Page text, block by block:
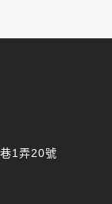
1弄20號